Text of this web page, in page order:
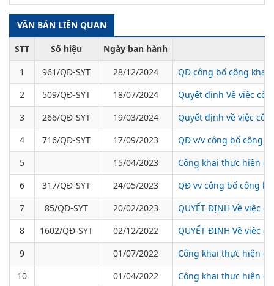
VĂN BẢN LIÊN QUAN
STT Số hiệu
Ngày ban hành
1
961/QĐ-SYT 28/12/2024
QĐ công bố công khai
2
509/QĐ-SYT 18/07/2024
Quyết định Về việc
3
266/QĐ-SYT 19/03/2024
Quyết định về việc
4
716/QĐ-SYT 17/09/2023
QĐ v/v công bố công
5
15/04/2023
Công khai thực hiện
6
317/QĐ-SYT 24/05/2023
QĐ vv công bố công
7
85/QĐ-SYT 20/02/2023
QUYẾT ĐỊNH Về việc
8
1602/QĐ-SYT 02/12/2022
QUYẾT ĐỊNH Về việc
9
01/07/2022
Công khai thực hiện
10
01/04/2022
Công khai thực hiện